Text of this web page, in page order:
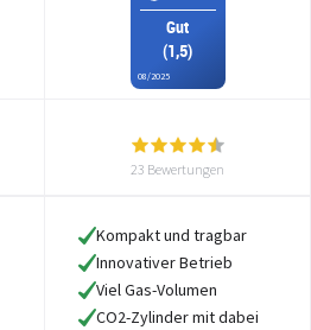
Gut
(1,5)
08/2025
23 Bewertungen
Kompakt und tragbar
Innovativer Betrieb
Viel Gas-Volumen
CO2-Zylinder mit dabei